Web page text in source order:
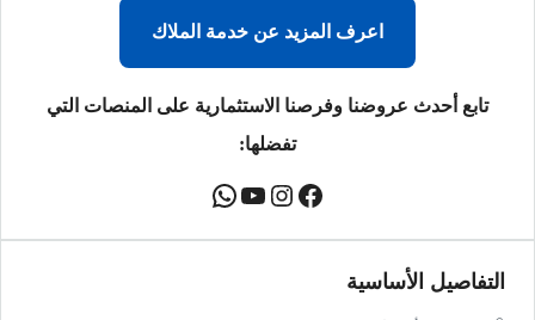
اعرف المزيد عن خدمة الملاك
تابع أحدث عروضنا وفرصنا الاستثمارية على المنصات التي
تفضلها:
التفاصيل الأساسية